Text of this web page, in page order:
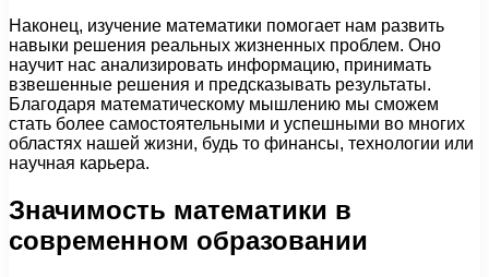
Наконец, изучение математики помогает нам развить
навыки решения реальных жизненных проблем. Оно
научит нас анализировать информацию, принимать
взвешенные решения и предсказывать результаты.
Благодаря математическому мышлению мы сможем
стать более самостоятельными и успешными во многих
областях нашей жизни, будь то финансы, технологии или
научная карьера.
Значимость математики в
современном образовании